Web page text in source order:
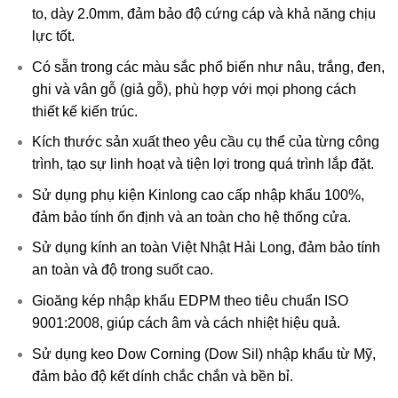
to, dày 2.0mm, đảm bảo độ cứng cáp và khả năng chịu
lực tốt.
Có sẵn trong các màu sắc phổ biến như nâu, trắng, đen,
ghi và vân gỗ (giả gỗ), phù hợp với mọi phong cách
thiết kế kiến trúc.
Kích thước sản xuất theo yêu cầu cụ thể của từng công
trình, tạo sự linh hoạt và tiện lợi trong quá trình lắp đặt.
Sử dụng phụ kiện Kinlong cao cấp nhập khẩu 100%,
đảm bảo tính ổn định và an toàn cho hệ thống cửa.
Sử dụng kính an toàn Việt Nhật Hải Long, đảm bảo tính
an toàn và độ trong suốt cao.
Gioăng kép nhập khẩu EDPM theo tiêu chuẩn ISO
9001:2008, giúp cách âm và cách nhiệt hiệu quả.
Sử dụng keo Dow Corning (Dow Sil) nhập khẩu từ Mỹ,
đảm bảo độ kết dính chắc chắn và bền bỉ.